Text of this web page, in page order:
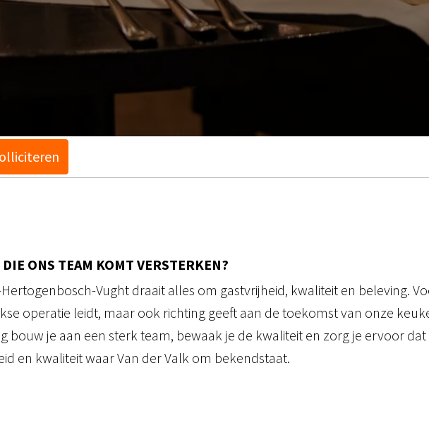
ONS TEAM KOMT VERSTERKEN?
Vught draait alles om gastvrijheid, kwaliteit en beleving.
operatie leidt, maar ook richting geeft aan de toekomst van onze
bouw je aan een sterk team, bewaak je de kwaliteit en zorg je ervoor
en kwaliteit waar Van der Valk om bekendstaat.